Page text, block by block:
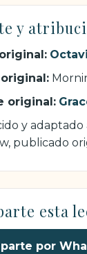
y
original:
y adaptado
publicado
esta
por